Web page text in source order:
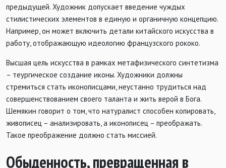
предыдущей. Художник допускает введение чуждых
стилистических элементов в единую и органичную концепцию.
Например, он может включить детали китайского искусства в
работу, отображающую идеологию французского рококо.
Высшая цель искусства в рамках метафизического синтетизма
– теургическое создание иконы. Художники должны
стремиться стать иконописцами, неустанно трудиться над
совершенствованием своего таланта и жить верой в Бога.
Шемякин говорит о том, что натуралист способен копировать,
живописец – анализировать, а иконописец – преображать.
Такое преображение должно стать миссией.
Обыденность, превращенная в